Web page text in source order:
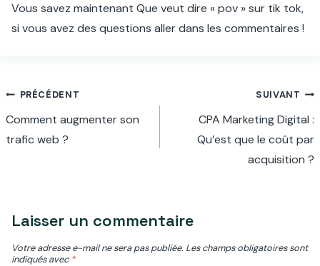
Vous savez maintenant Que veut dire « pov » sur tik tok,
si vous avez des questions aller dans les commentaires !
Navigation
de
PRÉCÉDENT
Comment augmenter son
trafic web ?
SUIVANT
CPA Marketing Digital :
Qu’est que le coût par
acquisition ?
Laisser un commentaire
Votre adresse e-mail ne sera pas publiée. Les champs obligatoires sont
indiqués avec *